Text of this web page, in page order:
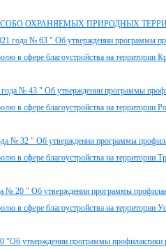
ОХРАНЯЕМЫХ ПРИРОДНЫХ
года № 63 " Об утверждении программы
в сфере благоустройства на территории
года № 43 " Об утверждении программы
в сфере благоустройства на территории
№ 32 " Об утверждении программы
в сфере благоустройства на территории
№ 20 " Об утверждении программы
в сфере благоустройства на территории
"Об утверждении программы профилактики